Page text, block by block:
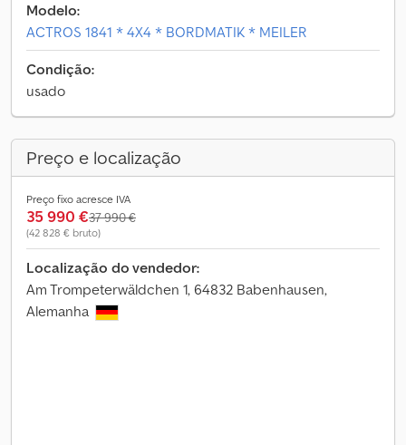
Modelo:
ACTROS 1841 * 4X4 * BORDMATIK * MEILER
Condição:
usado
Preço e localização
Preço fixo acresce IVA
35 990 €37 990 €
(42 828 € bruto)
Localização do vendedor:
Am Trompeterwäldchen 1, 64832 Babenhausen,
Alemanha